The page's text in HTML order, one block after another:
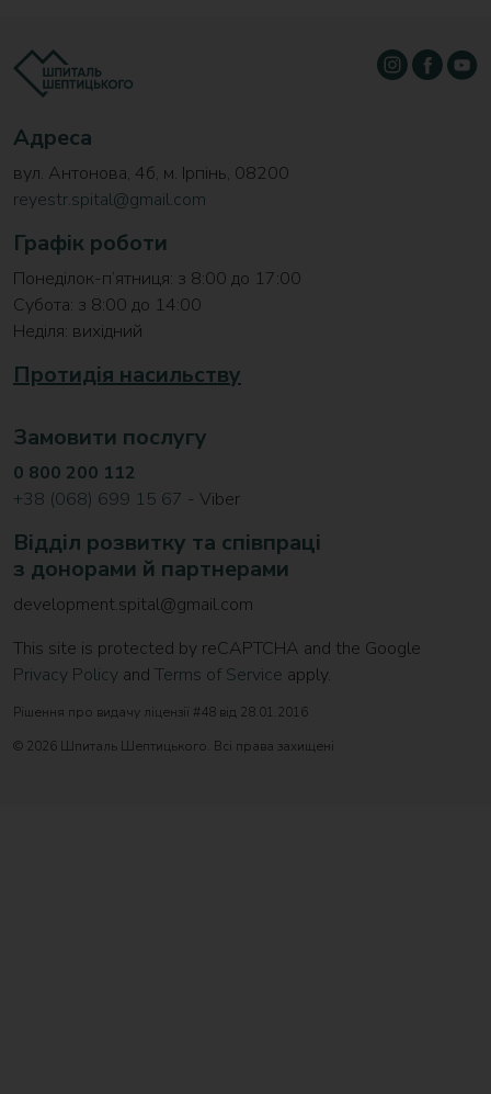
Адреса
вул. Антонова, 4б, м. Ірпінь, 08200
reyestr.spital@gmail.com
Графік роботи
Понеділок-п’ятниця: з 8:00 до 17:00
Субота: з 8:00 до 14:00
Неділя: вихідний
Протидія насильству
Замовити послугу
0 800 200 112
+38 (068) 699 15 67 - Viber
Відділ розвитку та співпраці
з донорами й партнерами
development.spital@gmail.com
This site is protected by reCAPTCHA and the Google
Privacy Policy and Terms of Service apply.
Рішення про видачу ліцензії #48 від 28.01.2016
© 2026 Шпиталь Шептицького. Всі права захищені